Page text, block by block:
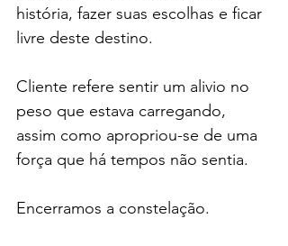
história, fazer suas escolhas e ficar
livre deste destino.
Cliente refere sentir um alivio no
peso que estava carregando,
assim como apropriou-se de uma
força que há tempos não sentia.
Encerramos a constelação.